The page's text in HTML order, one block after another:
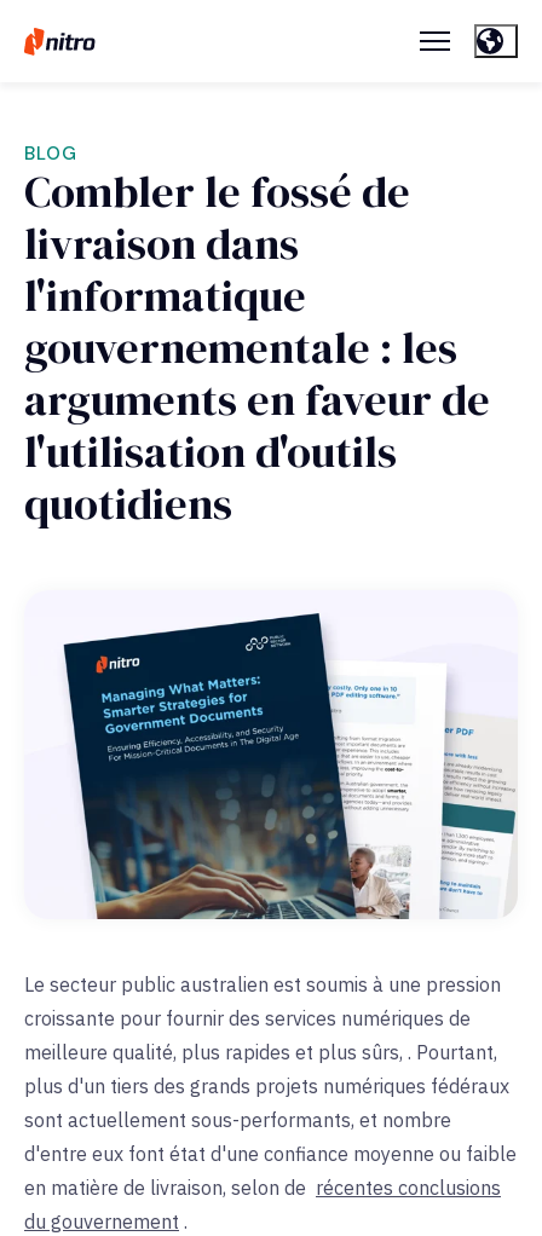
BLOG
Combler le fossé de
livraison dans
l'informatique
gouvernementale : les
arguments en faveur de
l'utilisation d'outils
quotidiens
Le secteur public australien est soumis à une pression
croissante pour fournir des services numériques de
meilleure qualité, plus rapides et plus sûrs, . Pourtant,
plus d'un tiers des grands projets numériques fédéraux
sont actuellement sous-performants, et nombre
d'entre eux font état d'une confiance moyenne ou faible
en matière de livraison, selon de récentes conclusions
du gouvernement .